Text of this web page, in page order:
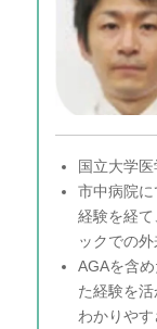
国立大学
市中病院
経験を経
ックでの
AGAを含
た経験を
わかりや